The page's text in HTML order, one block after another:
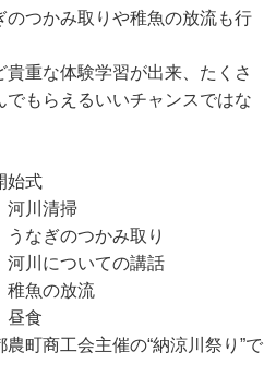
のつかみ取りや稚魚の放流も行
重な体験学習が出来、たくさ
でもらえるいいチャンスではな
始式
河川清掃
なぎのつかみ取り
川についての講話
稚魚の放流
昼食
町商工会主催の“納涼川祭り”で